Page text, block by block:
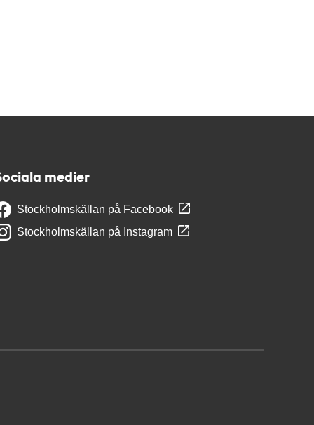
medier
Stockholmskällan på Facebook
Stockholmskällan på Instagram